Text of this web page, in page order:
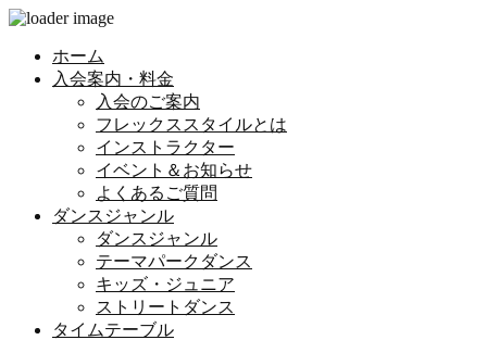
ホーム
入会案内・料金
入会のご案内
フレックススタイルとは
インストラクター
イベント＆お知らせ
よくあるご質問
ダンスジャンル
ダンスジャンル
テーマパークダンス
キッズ・ジュニア
ストリートダンス
タイムテーブル